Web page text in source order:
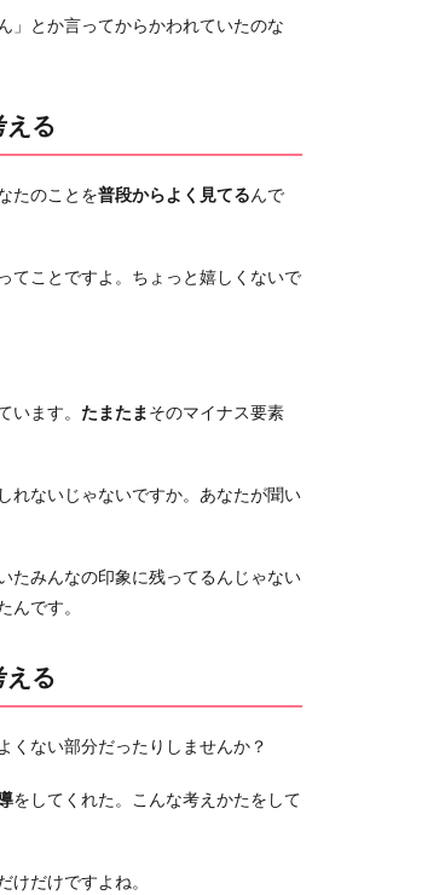
」とか言ってからかわれていたのな
える
たのことを普段からよく見てるんで
ってことですよ。ちょっと嬉しくないで
います。 たまたま そのマイナス要素
れないじゃないですか。あなたが聞い
たみんなの印象に残ってるんじゃない
んです。
える
くない部分だったりしませんか？
をしてくれた。こんな考えかたをして
けだけですよね。